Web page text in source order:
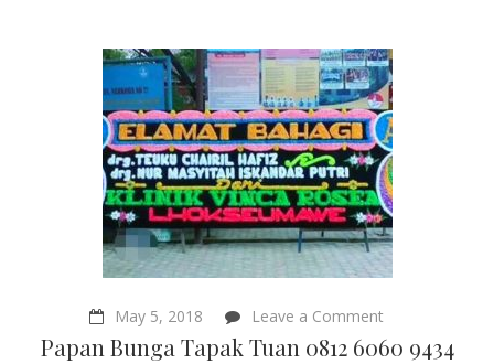
May 5, 2018 Leave a Commenton
Papan
Bunga
Papan Bunga Tapak Tuan 0812 6060 9434